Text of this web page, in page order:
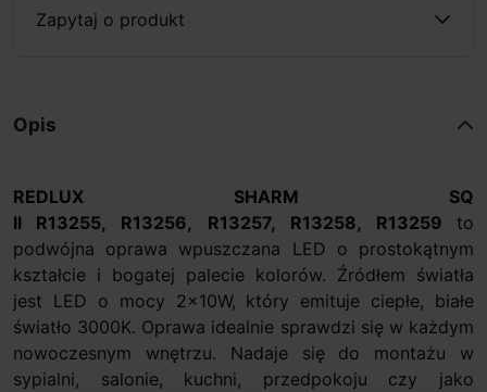
Zapytaj o produkt
Opis
REDLUX SHARM SQ
II R13255, R13256, R13257, R13258, R13259 to
podwójna oprawa wpuszczana LED o prostokątnym
kształcie i bogatej palecie kolorów. Źródłem światła
jest LED o mocy 2x10W, który emituje ciepłe, białe
światło 3000K. Oprawa idealnie sprawdzi się w każdym
nowoczesnym wnętrzu. Nadaje się do montażu w
sypialni, salonie, kuchni, przedpokoju czy jako